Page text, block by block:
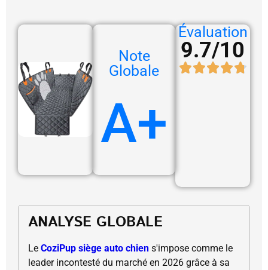
Note
Globale
A+
Évaluation
9.7/10
ANALYSE GLOBALE
Le CoziPup siège auto chien s'impose comme le
leader incontesté du marché en 2026 grâce à sa